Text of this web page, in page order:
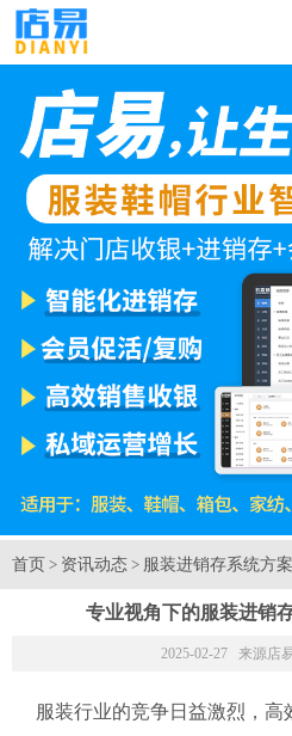
首页 > 资讯动态 > 服装进销存系统方案
专业视角下的服装进销
2025-02-27 来源店
服装行业的竞争日益激烈，